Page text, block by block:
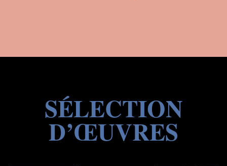
SÉLECTION
D’ŒUVRES